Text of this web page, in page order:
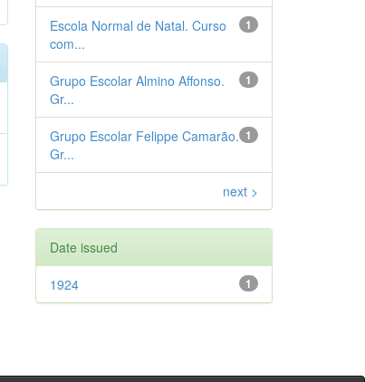
1
Escola Normal de Natal. Curso
com...
1
Grupo Escolar Almino Affonso.
Gr...
1
Grupo Escolar Felippe Camarão.
Gr...
next >
Date issued
1
1924